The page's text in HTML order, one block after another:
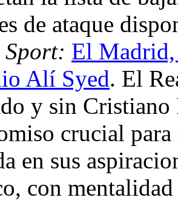
de ataque
El
Alí Syed. El
y sin
crucial para
en sus
con